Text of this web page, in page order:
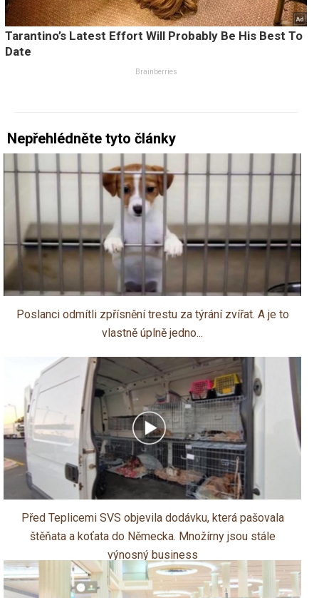
Nepřehlédněte tyto články
Poslanci odmítli zpřísnění trestu za týrání zvířat. A je to
vlastně úplně jedno...
Před Teplicemi SVS objevila dodávku, která pašovala
štěňata a koťata do Německa. Množírny jsou stále
výnosný business